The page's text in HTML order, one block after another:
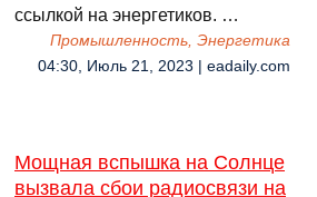
ссылкой на энергетиков. …
Промышленность, Энергетика
04:30, Июль 21, 2023 | eadaily.com
Мощная вспышка на Солнце
вызвала сбои радиосвязи на